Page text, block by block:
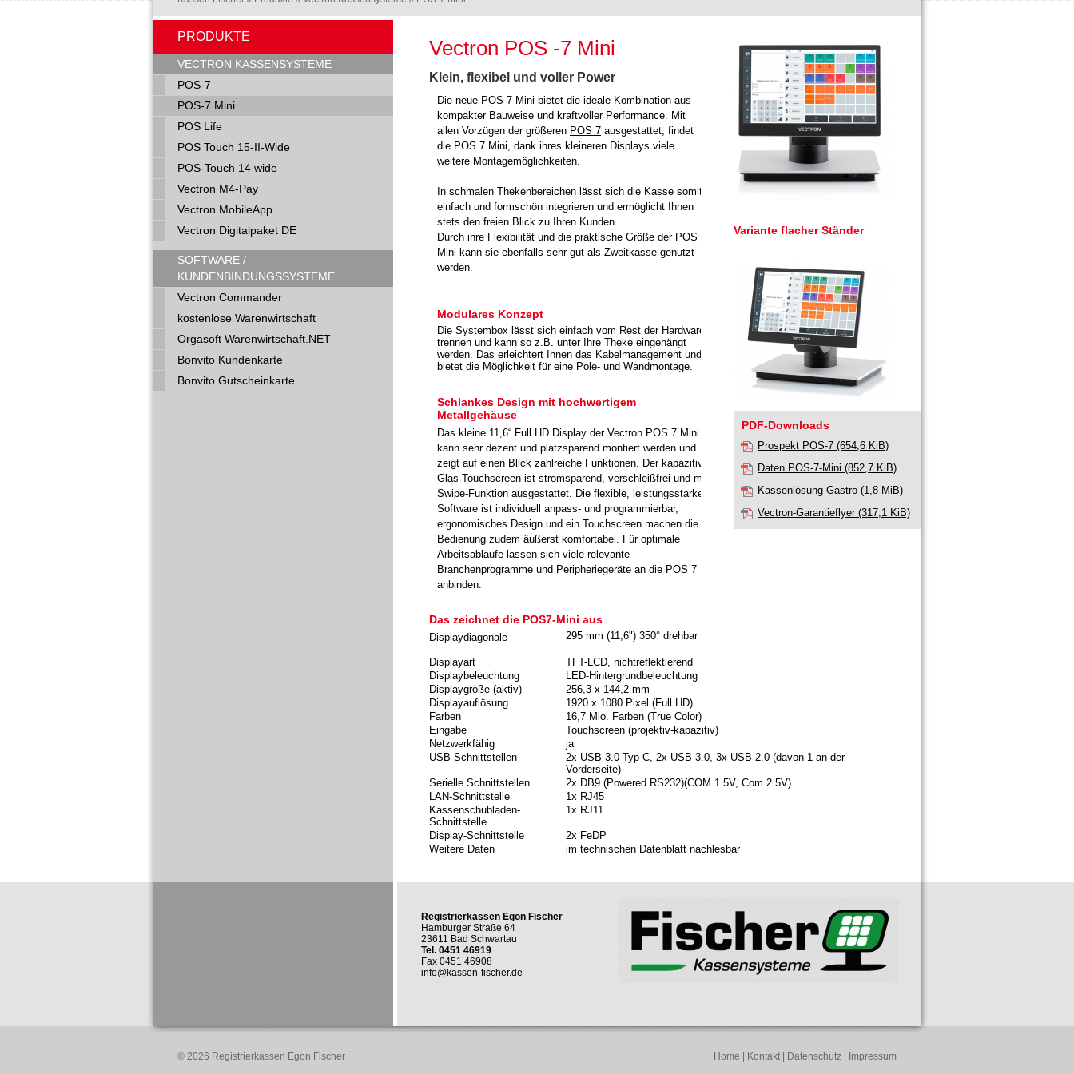
PRODUKTE
Navigation
überspringen
VECTRON KASSENSYSTEME
POS-7
POS-7 Mini
POS Life
POS Touch 15-II-Wide
POS-Touch 14 wide
Vectron M4-Pay
Vectron MobileApp
Vectron Digitalpaket DE
SOFTWARE /
KUNDENBINDUNGSSYSTEME
Vectron Commander
kostenlose Warenwirtschaft
Orgasoft Warenwirtschaft.NET
Bonvito Kundenkarte
Bonvito Gutscheinkarte
Vectron POS -7 Mini
Klein, flexibel und voller Power
Die neue POS 7 Mini bietet die ideale Kombination aus
kompakter Bauweise und kraftvoller Performance. Mit
allen Vorzügen der größeren POS 7 ausgestattet, findet
die POS 7 Mini, dank ihres kleineren Displays viele
weitere Montagemöglichkeiten.
In schmalen Thekenbereichen lässt sich die Kasse somit
einfach und formschön integrieren und ermöglicht Ihnen
stets den freien Blick zu Ihren Kunden.
Durch ihre Flexibilität und die praktische Größe der POS 7
Mini kann sie ebenfalls sehr gut als Zweitkasse genutzt
werden.
Modulares Konzept
Die Systembox lässt sich einfach vom Rest der Hardware
trennen und kann so z.B. unter Ihre Theke eingehängt
werden. Das erleichtert Ihnen das Kabelmanagement und
bietet die Möglichkeit für eine Pole- und Wandmontage.
Schlankes Design mit hochwertigem
Metallgehäuse
Das kleine 11,6“ Full HD Display der Vectron POS 7 Mini
kann sehr dezent und platzsparend montiert werden und
zeigt auf einen Blick zahlreiche Funktionen. Der kapazitive
Glas-Touchscreen ist stromsparend, verschleißfrei und mit
Swipe-Funktion ausgestattet. Die flexible, leistungsstarke
Software ist individuell anpass- und programmierbar,
ergonomisches Design und ein Touchscreen machen die
Bedienung zudem äußerst komfortabel. Für optimale
Arbeitsabläufe lassen sich viele relevante
Branchenprogramme und Peripheriegeräte an die POS 7
anbinden.
Variante flacher Ständer
PDF-Downloads
Prospekt POS-7 (654,6 KiB)
Daten POS-7-Mini (852,7 KiB)
Kassenlösung-Gastro (1,8 MiB)
Vectron-Garantieflyer (317,1 KiB)
Das zeichnet die POS7-Mini aus
Displaydiagonale 295 mm (11,6") 350° drehbar
Displayart
TFT-LCD, nichtreflektierend
Displaybeleuchtung
LED-Hintergrundbeleuchtung
Displaygröße (aktiv)
256,3 x 144,2 mm
Displayauflösung
1920 x 1080 Pixel (Full HD)
Farben
16,7 Mio. Farben (True Color)
Eingabe
Touchscreen (projektiv-kapazitiv)
Netzwerkfähig
ja
USB-Schnittstellen
2x USB 3.0 Typ C, 2x USB 3.0, 3x USB 2.0 (davon 1 an der
Vorderseite)
Serielle Schnittstellen
2x DB9 (Powered RS232)(COM 1 5V, Com 2 5V)
LAN-Schnittstelle
1x RJ45
Kassenschubladen-
Schnittstelle
1x RJ11
Display-Schnittstelle
2x FeDP
Weitere Daten
im technischen Datenblatt nachlesbar
Registrierkassen Egon Fischer
Hamburger Straße 64
23611 Bad Schwartau
Tel. 0451 46919
Fax 0451 46908
info@kassen-fischer.de
© 2026 Registrierkassen Egon Fischer Home Kontakt Datenschutz Impressum